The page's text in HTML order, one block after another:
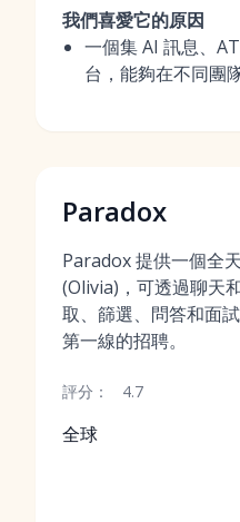
我們喜愛它的原因
一個集 AI 訊息、
台，能夠在不同團
Paradox
Paradox 提供一個全
(Olivia)，可透過聊天
取、篩選、問答和面
第一線的招聘。
評分： 4.7
全球